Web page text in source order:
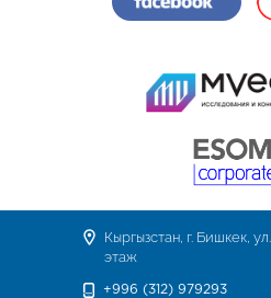
Кыргызстан, г. Бишкек,
этаж
+996 (312) 979293